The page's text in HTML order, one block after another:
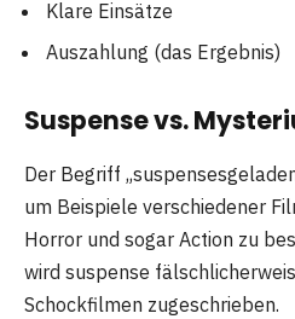
Klare Einsätze
Auszahlung (das Ergebnis)
Suspense vs.
Der Begriff
um Beispiele verschiedener
Horror und sogar Action zu
wird suspense
Schockfilmen zugeschrieben.